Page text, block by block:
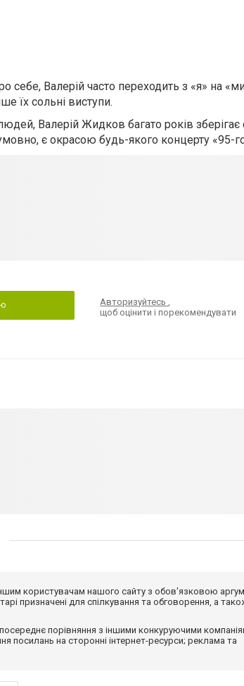
себе, Валерій часто переходить з «я» на
їх сольні виступи.
Валерій Жидков багато років зберігає
є окрасою будь-якого концерту «95-
Авторизуйтесь,
щоб оцінити і порекомендувати
користувачам нашого сайту з обов'язковою
призначені для спілкування та обговорення, а
порівняння з іншими конкуруючими
посилань на сторонні інтернет-ресурси; реклама та